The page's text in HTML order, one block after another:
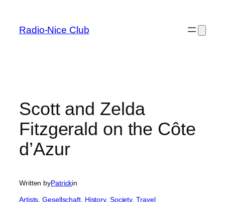
content
Radio-Nice Club
Scott and Zelda
Fitzgerald on the Côte
d’Azur
Written byPatrickin
Artists , Gesellschaft, History, Society, Travel